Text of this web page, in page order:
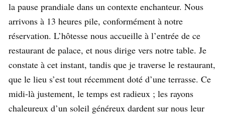
la pause prandiale dans un contexte enchanteur. Nous
arrivons à 13 heures pile, conformément à notre
réservation. L’hôtesse nous accueille à l’entrée de ce
restaurant de palace, et nous dirige vers notre table. Je
constate à cet instant, tandis que je traverse le restaurant,
que le lieu s’est tout récemment doté d’une terrasse. Ce
midi-là justement, le temps est radieux ; les rayons
chaleureux d’un soleil généreux dardent sur nous leur